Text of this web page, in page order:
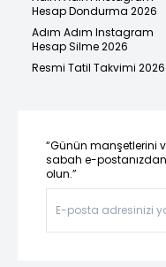
Hesap Dondurma 2026
Adım Adım Instagram
Hesap Silme 2026
Resmi Tatil Takvimi 2026
“Günün manşetlerini
sabah e-
olun.”